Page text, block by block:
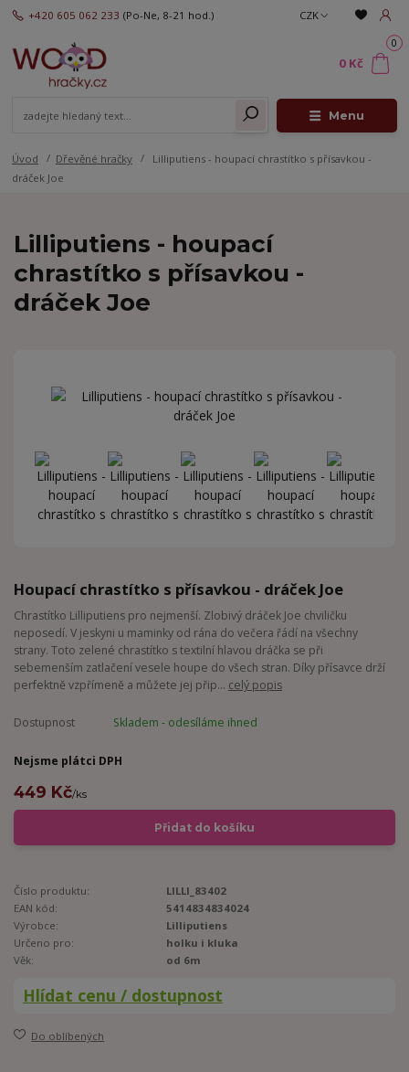
Menu
CZK
+420 605 062 233 (Po-Ne, 8-21 hod.)
0
0 Kč
Úvod Dřevěné hračky
Lilliputiens - houpací chrastítko s přísavkou -
dráček Joe
Lilliputiens - houpací
chrastítko s přísavkou -
dráček Joe
Houpací chrastítko s přísavkou - dráček Joe
Chrastítko Lilliputiens pro nejmenší. Zlobivý dráček Joe chviličku
neposedí. V jeskyni u maminky od rána do večera řádí na všechny
strany. Toto zelené chrastítko s textilní hlavou dráčka se při
sebemenším zatlačení vesele houpe do všech stran. Díky přísavce drží
perfektně vzpřímeně a můžete jej přip... celý popis
Dostupnost Skladem - odesíláme ihned
Nejsme plátci DPH
449 Kč/ks
Přidat do košíku
Číslo produktu:
LILLI_83402
EAN kód:
5414834834024
Výrobce:
Lilliputiens
Určeno pro:
holku i kluka
Věk:
od 6m
Hlídat cenu / dostupnost
Do oblíbených